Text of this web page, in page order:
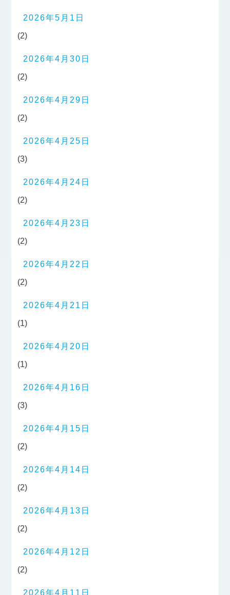
2026年5月1日
(2)
2026年4月30日
(2)
2026年4月29日
(2)
2026年4月25日
(3)
2026年4月24日
(2)
2026年4月23日
(2)
2026年4月22日
(2)
2026年4月21日
(1)
2026年4月20日
(1)
2026年4月16日
(3)
2026年4月15日
(2)
2026年4月14日
(2)
2026年4月13日
(2)
2026年4月12日
(2)
2026年4月11日